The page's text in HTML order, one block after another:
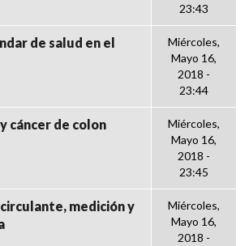
23:43
de salud en el
Miércoles,
Mayo 16,
2018 -
23:44
cáncer de colon
Miércoles,
Mayo 16,
2018 -
23:45
medición y
Miércoles,
Mayo 16,
2018 -